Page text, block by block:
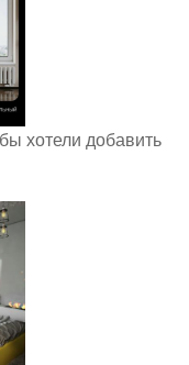
хотели добавить